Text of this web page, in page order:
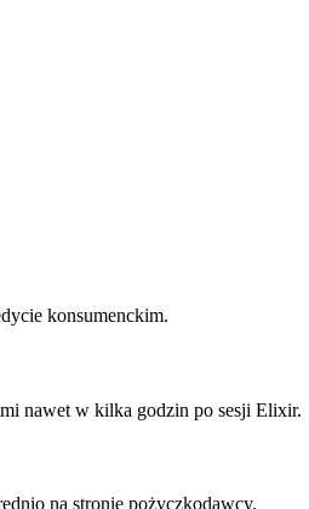
konsumenckim.
nawet w kilka godzin po sesji Elixir.
na stronie pożyczkodawcy.